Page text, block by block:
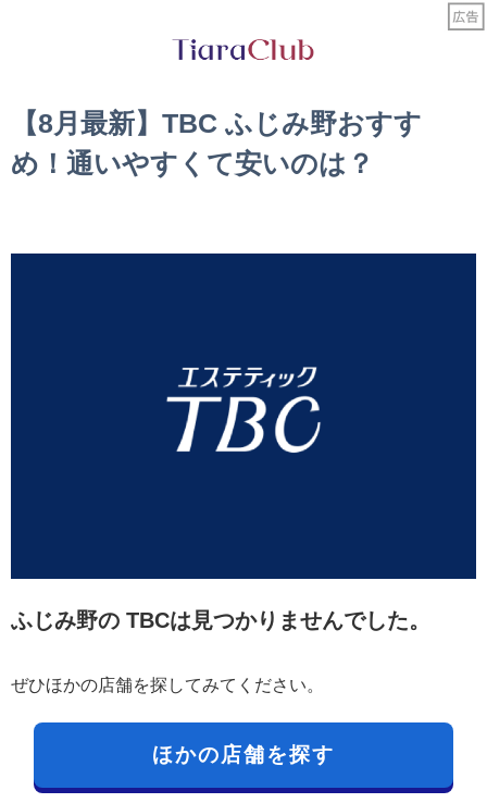
【8月最新】TBC ふじみ野おすす
め！通いやすくて安いのは？
ふじみ野の TBCは見つかりませんでした。
ぜひほかの店舗を探してみてください。
ほかの店舗を探す